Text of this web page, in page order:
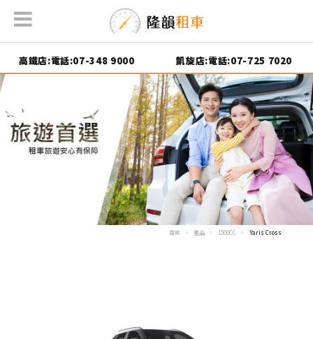
高鐵店:電話:07-348 9000 凱旋店:電話:07-725 7020
首頁 產品 1500CC Yaris Cross